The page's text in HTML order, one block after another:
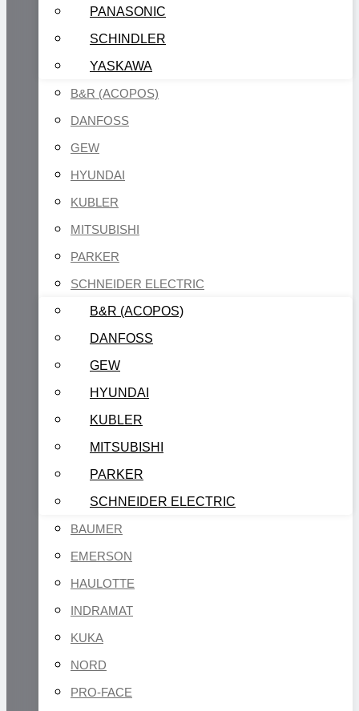
PANASONIC
SCHINDLER
YASKAWA
B&R (ACOPOS)
DANFOSS
GEW
HYUNDAI
KUBLER
MITSUBISHI
PARKER
SCHNEIDER ELECTRIC
B&R (ACOPOS)
DANFOSS
GEW
HYUNDAI
KUBLER
MITSUBISHI
PARKER
SCHNEIDER ELECTRIC
BAUMER
EMERSON
HAULOTTE
INDRAMAT
KUKA
NORD
PRO-FACE